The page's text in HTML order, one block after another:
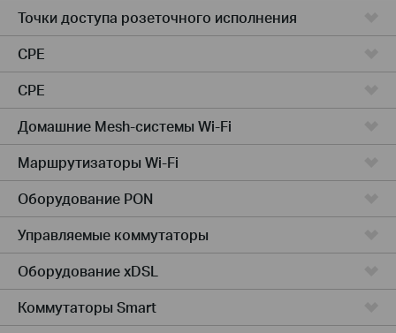
Точки доступа розеточного исполнения
CPE
CPE
Домашние Mesh-системы Wi-Fi
Маршрутизаторы Wi-Fi
Оборудование PON
Управляемые коммутаторы
Оборудование xDSL
Коммутаторы Smart